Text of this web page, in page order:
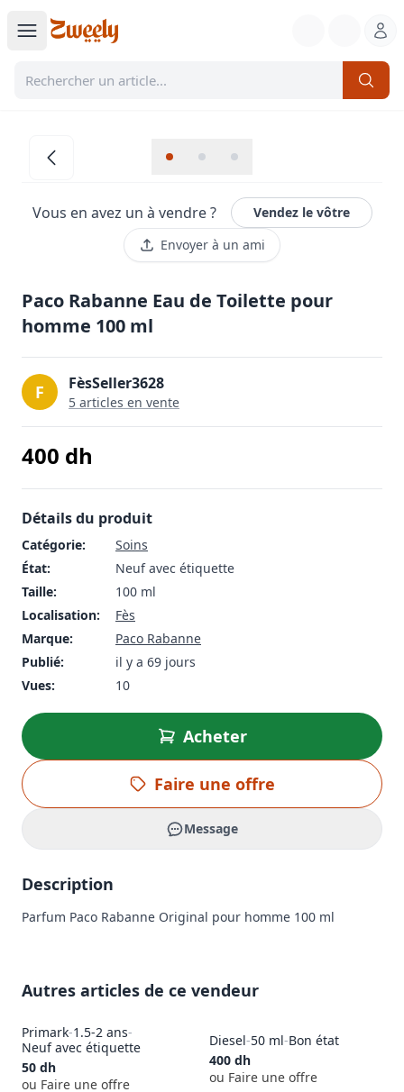
Vous en avez un à vendre ?
Vendez le vôtre
Envoyer à un ami
Paco Rabanne Eau de Toilette pour
homme 100 ml
F FèsSeller3628
5 articles en vente
400 dh
Détails du produit
Catégorie:
Soins
État:
Neuf avec étiquette
Taille:
100 ml
Localisation:
Fès
Marque:
Paco Rabanne
Publié:
il y a 69 jours
Vues:
10
Acheter
Faire une offre
Message
Description
Parfum Paco Rabanne Original pour homme 100 ml
Autres articles de ce vendeur
Primark-1.5-2 ans-
Neuf avec étiquette
50 dh
ou Faire une offre
Diesel-50 ml-Bon état
400 dh
ou Faire une offre